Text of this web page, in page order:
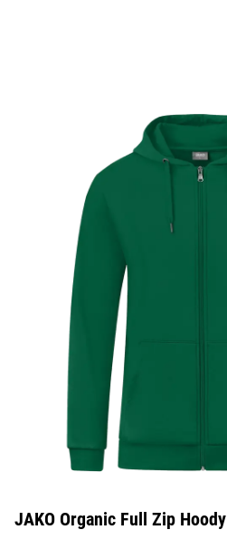
JAKO Organic Full Zip Hoody